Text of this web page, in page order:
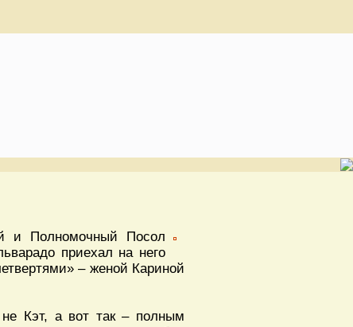
и Полномочный Посол
приехал на него
– женой Кариной
Кэт, а вот так – полным